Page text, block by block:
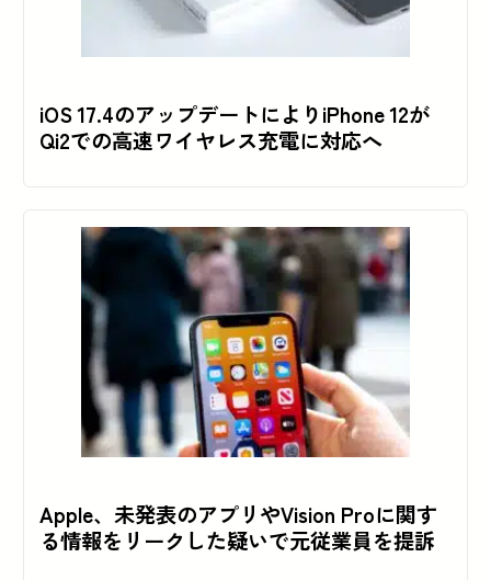
iOS 17.4のアップデートによりiPhone 12が
Qi2での高速ワイヤレス充電に対応へ
Apple、未発表のアプリやVision Proに関す
る情報をリークした疑いで元従業員を提訴